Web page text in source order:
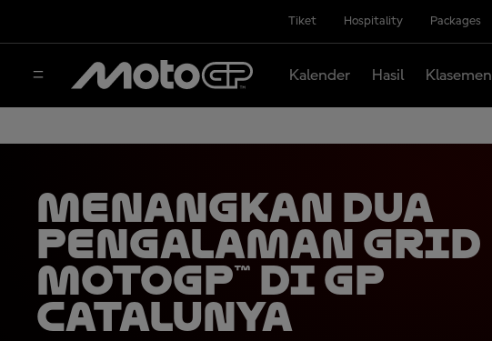
Tiket Hospitality Packages
Kalender Hasil Klasemen
Menangkan Dua
Pengalaman Grid
MotoGP™ di GP
Catalunya